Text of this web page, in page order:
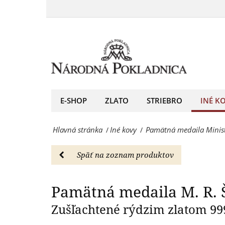
R.
ako
vojny
Iné
E-SHOP ZLATO STRIEBRO INÉ
Hlavná stránka /Iné kovy / Pamätná medaila
Späť na zoznam produktov
Pamätná medaila M.
Zušľachtené rýdzim zlatom
Iné
európsky
predajca